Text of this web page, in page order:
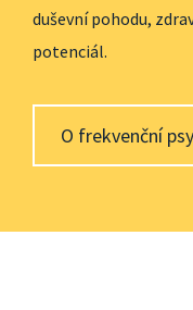
duševní pohodu,
potenciál.
O frekvenční